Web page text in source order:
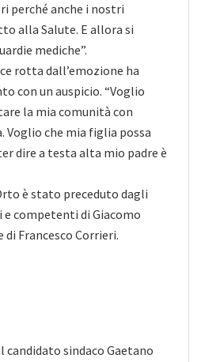
perché anche i nostri
alla Salute. E allora si
mediche”.
rotta dall’emozione ha
con un auspicio. “Voglio
la mia comunità con
Voglio che mia figlia possa
dire a testa alta mio padre è
è stato preceduto dagli
competenti di Giacomo
di Francesco Corrieri.
candidato sindaco Gaetano